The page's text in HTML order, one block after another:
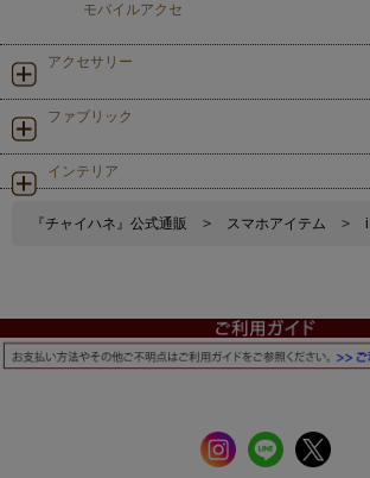
モバイルアクセ
アクセサリー
ファブリック
インテリア
『チャイハネ』公式通販 > スマホアイテム >